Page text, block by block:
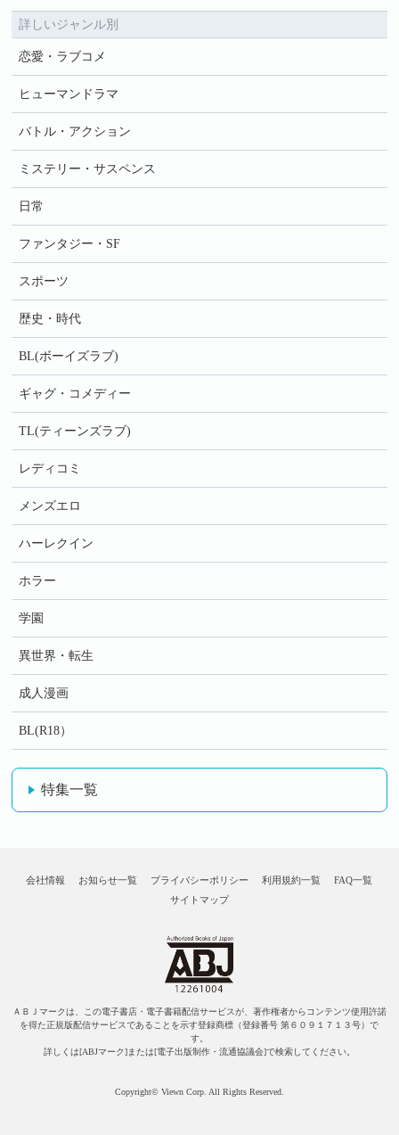
詳しいジャンル別
恋愛・ラブコメ
ヒューマンドラマ
バトル・アクション
ミステリー・サスペンス
日常
ファンタジー・SF
スポーツ
歴史・時代
BL(ボーイズラブ)
ギャグ・コメディー
TL(ティーンズラブ)
レディコミ
メンズエロ
ハーレクイン
ホラー
学園
異世界・転生
成人漫画
BL(R18）
特集一覧
会社情報 お知らせ一覧 プライバシーポリシー 利用規約一覧
FAQ一覧
サイトマップ
ＡＢＪマークは、この電子書店・電子書籍配信サービスが、著作権者からコンテンツ使用許諾
を得た正規版配信サービスであることを示す登録商標（登録番号 第６０９１７１３号）で
す。
詳しくは[ABJマーク]または[電子出版制作・流通協議会]で検索してください。
Copyright© Viewn Corp. All Rights Reserved.